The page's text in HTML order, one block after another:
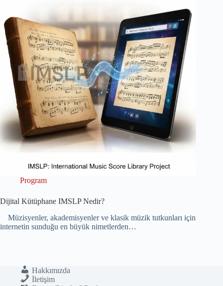
Program
Dijital Kütüphane IMSLP Nedir?
Müzisyenler, akademisyenler ve klasik müzik tutkunları için
internetin sunduğu en büyük nimetlerden…
Hakkımızda
İletişim